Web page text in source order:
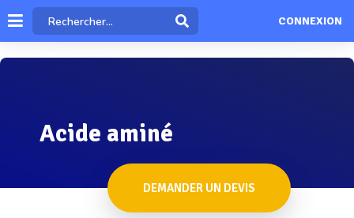
CONNEXION
Acide aminé
DEMANDER UN DEVIS